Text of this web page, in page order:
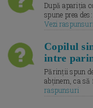
După apariția
spune prea
Vezi
Copilul
intre
Părinții spun
abținem, ca să
raspunsuri